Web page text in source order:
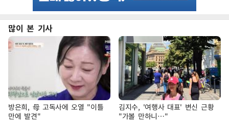
많이 본 기사
방은희, 母 고독사에 오열 "이틀
만에 발견"
김지수, '여행사 대표' 변신 근황
"가볼 만하니…"